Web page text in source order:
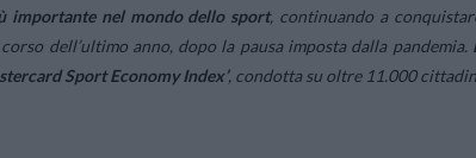
importante nel mondo dello sport, continuando a
dell’ultimo anno, dopo la pausa imposta dalla pandemia.
Sport Economy Index’, condotta su oltre 11.000